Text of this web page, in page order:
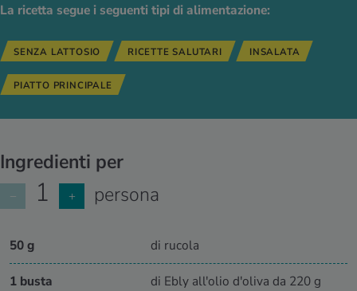
La ricetta segue i seguenti tipi di alimentazione:
SENZA LATTOSIO RICETTE SALUTARI INSALATA
PIATTO PRINCIPALE
Ingredienti per
− 1 + persona
50 g di rucola
1 busta di Ebly all'olio d'oliva da 220 g